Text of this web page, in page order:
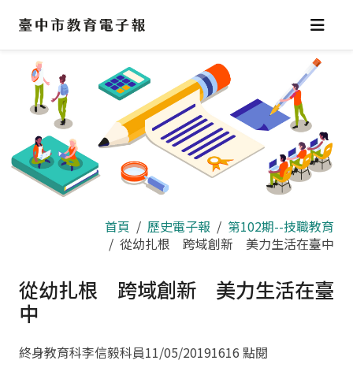
區
首頁 歷史電子報
第102期--技職教育
從幼扎根 跨域創新 美力生活在臺中
從幼扎根 跨域創新 美力生活在臺
中
終身教育科李信毅科員11/05/20191616 點閱